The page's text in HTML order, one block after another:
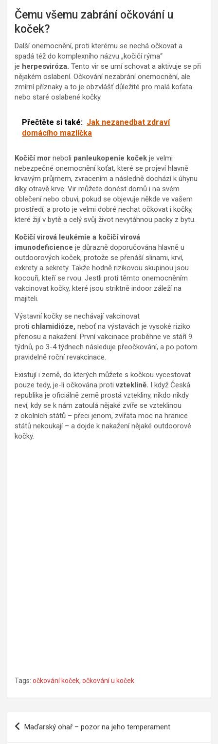
Čemu všemu zabrání očkování u
koček?
Další onemocnění, proti kterému se nechá očkovat a
spadá též do komplexního názvu „kočičí rýma“
je herpesviróza. Tento vir se umí schovat a aktivuje se při
nějakém oslabení. Očkování nezabrání onemocnění, ale
zmírní příznaky a to je obzvlášť důležité pro malá koťata
nebo staré oslabené kočky.
Přečtěte si také: Jak nezanedbat zdraví
domácího mazlíčka
Kočičí mor neboli panleukopenie koček je velmi
nebezpečné onemocnění koťat, které se projeví hlavně
krvavým průjmem, zvracením a následně dochází k úhynu
díky otravě krve. Vir můžete donést domů i na svém
oblečení nebo obuvi, pokud se objevuje někde ve vašem
prostředí, a proto je velmi dobré nechat očkovat i kočky,
které žijí v bytě a celý svůj život nevytáhnou packy z bytu.
Kočičí virová leukémie a kočičí virová
imunodeficience je důrazně doporučována hlavně u
outdoorových koček, protože se přenáší slinami, krví,
exkrety a sekrety. Takže hodně rizikovou skupinou jsou
kocouři, kteří se rvou. Jestli proti těmto onemocněním
vakcinovat kočky, které jsou striktně indoor záleží na
majiteli.
Výstavní kočky se nechávají vakcinovat
proti chlamidióze, neboť na výstavách je vysoké riziko
přenosu a nakažení. První vakcinace proběhne ve stáří 9
týdnů, po 3-4 týdnech následuje přeočkování, a po potom
pravidelně roční revakcinace.
Existují i země, do kterých můžete s kočkou vycestovat
pouze tedy, je-li očkována protivzteklině. I když Česká
republika je oficiálně země prostá vztekliny, nikdo nikdy
neví, kdy se k nám zatoulá nějaké zvíře se vzteklinou
z okolních států – přeci jenom, zvířata moc na hranice
států nekoukají – a dojde k nakažení nějaké outdoorové
kočky.
Tags: očkování koček, očkování u koček
Navigace
Maďarský ohař – pozor na jeho temperament